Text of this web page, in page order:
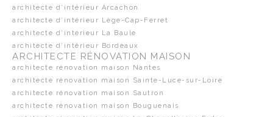
architecte d’intérieur Arcachon
architecte d’intérieur Lège-Cap-Ferret
architecte d’intérieur La Baule
architecte d’intérieur Bordeaux
ARCHITECTE RÉNOVATION MAISON
architecte rénovation maison Nantes
architecte rénovation maison Sainte-Luce-sur-Loire
architecte rénovation maison Sautron
architecte rénovation maison Bouguenais